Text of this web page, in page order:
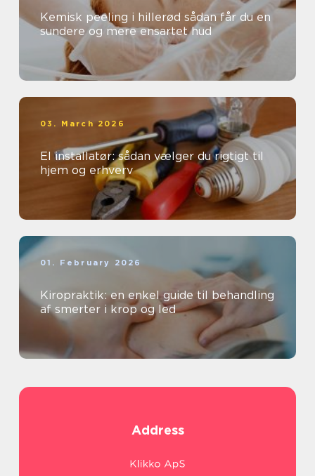
Kemisk peeling i hillerød sådan får du en
sundere og mere ensartet hud
03. March 2026
El installatør: sådan vælger du rigtigt til
hjem og erhverv
01. February 2026
Kiropraktik: en enkel guide til behandling
af smerter i krop og led
Address